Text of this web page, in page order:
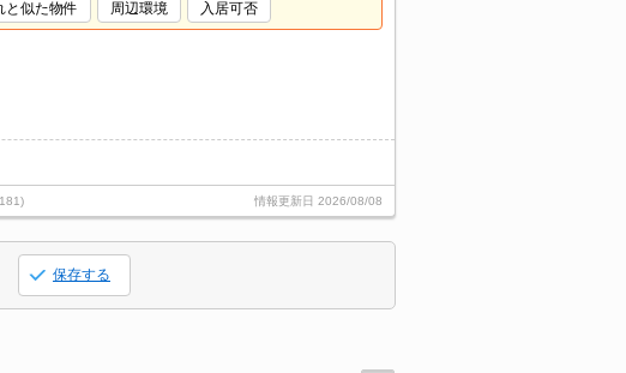
と似た物件 周辺環境 入居可否
情報更新日 2026/08/08
保存する